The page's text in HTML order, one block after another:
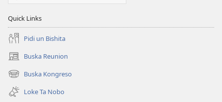
Quick Links
Pidi un Bishita
Buska Reunion
(opens
new
window)
Buska Kongreso
(opens
new
window)
Loke Ta Nobo